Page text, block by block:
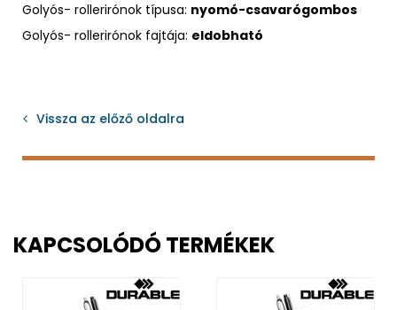
Golyós- rollerirónok típusa: nyomó-csavarógombos
Golyós- rollerirónok fajtája: eldobható
Vissza az előző oldalra
KAPCSOLÓDÓ TERMÉKEK